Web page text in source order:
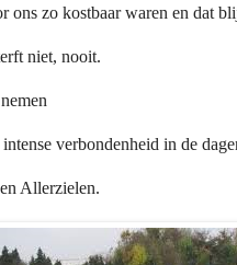
ons zo kostbaar waren en dat
niet, nooit.
verbondenheid in de
Allerzielen.